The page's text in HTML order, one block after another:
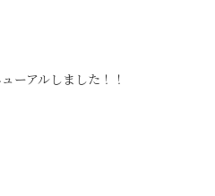
ーアルしました！！